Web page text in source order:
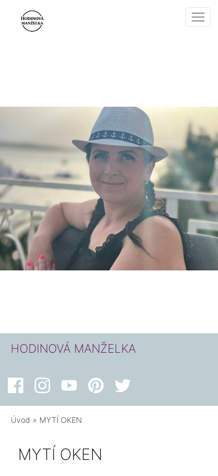
HODINOVÁ MANŽELKA
Úvod » MYTÍ OKEN
MYTÍ OKEN